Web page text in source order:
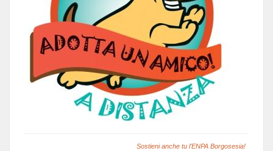
Sostieni anche tu l'ENPA Borgosesia!